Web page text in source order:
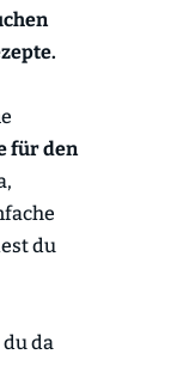
für den
du
du da